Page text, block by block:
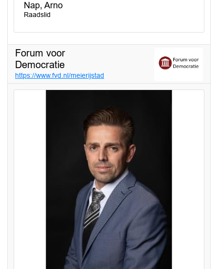
Nap, Arno
Raadslid
Forum voor
Democratie
https://www.fvd.nl/meierijstad